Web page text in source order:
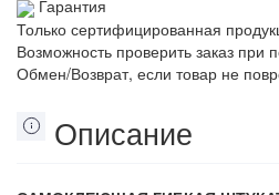
Гарантия
Только сертифицированная
Возможность проверить заказ при
Обмен/Возврат, если товар не
Описание